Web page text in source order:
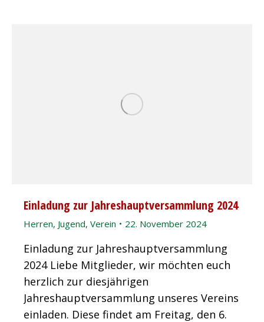
Einladung zur Jahreshauptversammlung 2024
Herren, Jugend, Verein 22. November 2024
Einladung zur Jahreshauptversammlung
2024 Liebe Mitglieder, wir möchten euch
herzlich zur diesjährigen
Jahreshauptversammlung unseres Vereins
einladen. Diese findet am Freitag, den 6.